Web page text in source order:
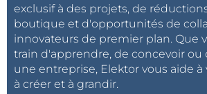
exclusif à des projets, de
boutique et d'opportunités de
innovateurs de premier plan. Que
train d'apprendre, de concevoir ou
une entreprise, Elektor vous aide
à créer et à grandir.